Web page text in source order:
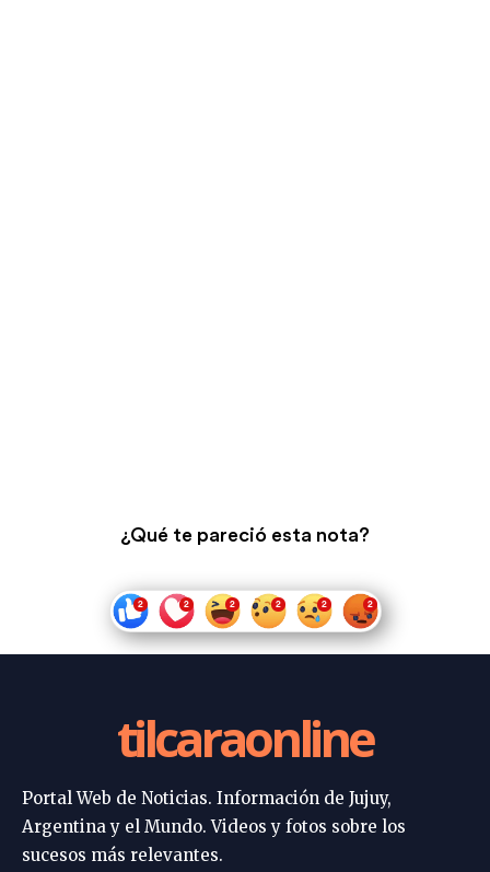
¿Qué te pareció esta nota?
tilcaraonline
Portal Web de Noticias. Información de Jujuy,
Argentina y el Mundo. Videos y fotos sobre los
sucesos más relevantes.